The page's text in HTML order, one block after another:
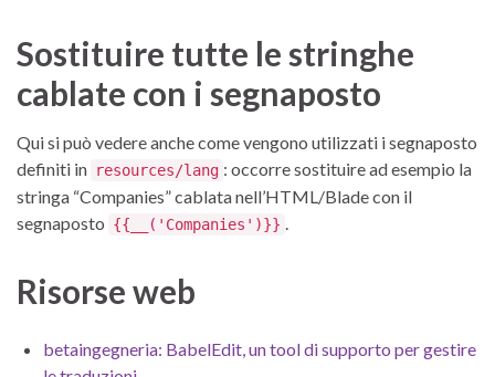
Sostituire tutte le stringhe
cablate con i segnaposto
Qui si può vedere anche come vengono utilizzati i segnaposto
definiti in resources/lang : occorre sostituire ad esempio la
stringa “Companies” cablata nell’HTML/Blade con il
segnaposto {{__('Companies')}} .
Risorse web
betaingegneria: BabelEdit, un tool di supporto per gestire